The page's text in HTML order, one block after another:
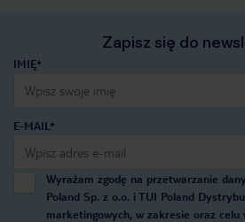
Zapisz się do
IMIĘ*
E-MAIL*
Wyrażam zgodę na przetwarzanie
Poland Sp. z o.o. i TUI Poland
marketingowych, w zakresie oraz celu